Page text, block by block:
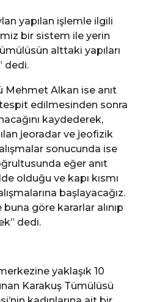
yapılan işlemle ilgili
bir sistem ile yerin
alttaki yapıları
dedi.
Mehmet Alkan ise anıt
tespit edilmesinden sonra
kaydederek,
jeoradar ve jeofizik
sonucunda ise
eğer anıt
olduğu ve kapı kısmı
başlayacağız.
göre kararlar alınıp
dedi.
yaklaşık 10
Karakuş Tümülüsü